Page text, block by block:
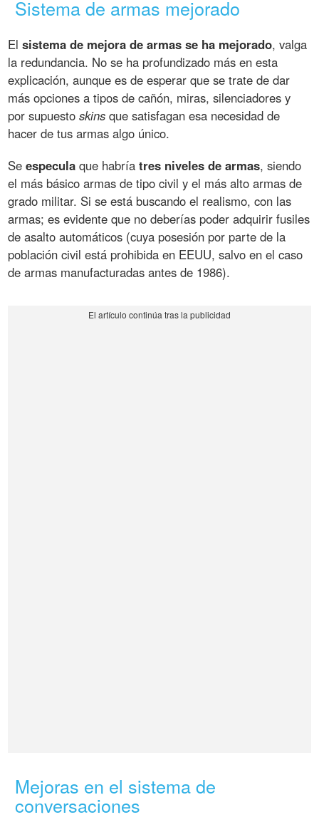
Sistema de armas mejorado
Elsistema de mejora de armas se ha mejorado, valga
la redundancia. No se ha profundizado más en esta
explicación, aunque es de esperar que se trate de dar
más opciones a tipos de cañón, miras, silenciadores y
por supuestoskins que satisfagan esa necesidad de
hacer de tus armas algo único.
Seespecula que habríatres niveles de armas, siendo
el más básico armas de tipo civil y el más alto armas de
grado militar. Si se está buscando el realismo, con las
armas; es evidente que no deberías poder adquirir fusiles
de asalto automáticos (cuya posesión por parte de la
población civil está prohibida en EEUU, salvo en el caso
de armas manufacturadas antes de 1986).
Mejoras en el sistema de
conversaciones